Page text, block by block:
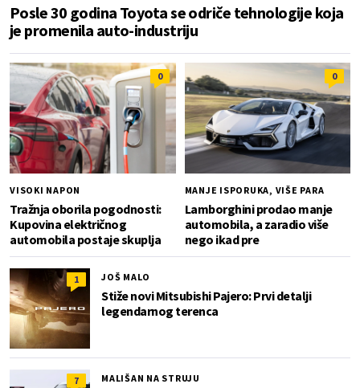
Posle 30 godina Toyota se odriče tehnologije koja
je promenila auto-industriju
0
VISOKI NAPON
Tražnja oborila pogodnosti:
Kupovina električnog
automobila postaje skuplja
0
MANJE ISPORUKA, VIŠE PARA
Lamborghini prodao manje
automobila, a zaradio više
nego ikad pre
1 JOŠ MALO
Stiže novi Mitsubishi Pajero: Prvi detalji
legendarnog terenca
7 MALIŠAN NA STRUJU